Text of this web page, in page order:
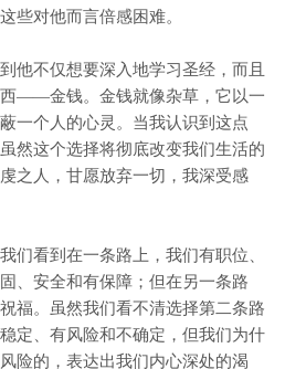
些对他而言倍感困难。
他不仅想要深入地学习圣经，而且
——金钱。金钱就像杂草，它以一
一个人的心灵。当我认识到这点
然这个选择将彻底改变我们生活的
之人，甘愿放弃一切，我深受感
们看到在一条路上，我们有职位、
、安全和有保障；但在另一条路
福。虽然我们看不清选择第二条路
定、有风险和不确定，但我们为什
险的，表达出我们内心深处的渴